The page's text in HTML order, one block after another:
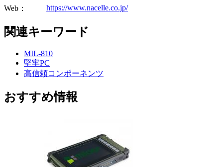
Web： https://www.nacelle.co.jp/
関連キーワード
MIL-810
堅牢PC
高信頼コンポーネンツ
おすすめ情報